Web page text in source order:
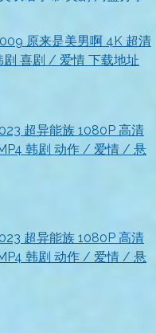
原来是美男啊 4K 超清
剧 喜剧 / 爱情 下载地址
超异能族 1080P 高清
韩剧 动作 / 爱情 / 悬
超异能族 1080P 高清
韩剧 动作 / 爱情 / 悬